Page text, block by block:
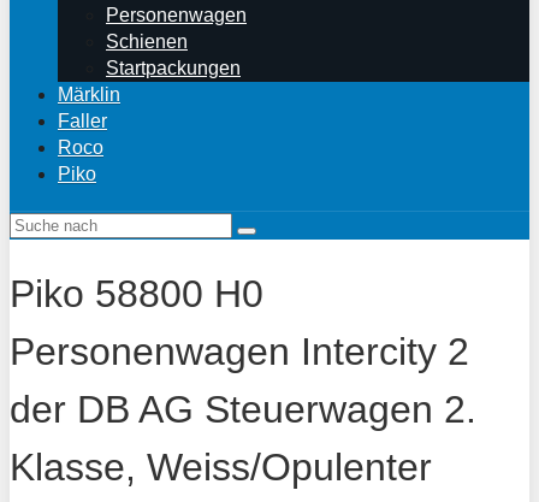
Personenwagen
Schienen
Startpackungen
Märklin
Faller
Roco
Piko
Piko 58800 H0
Personenwagen Intercity 2
der DB AG Steuerwagen 2.
Klasse, Weiss/Opulenter